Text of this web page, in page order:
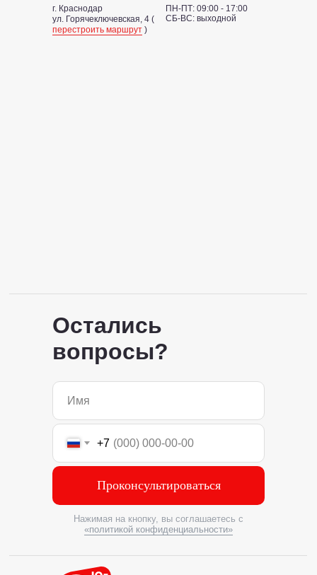
г. Краснодар
ул. Горячеключевская, 4 (
перестроить маршрут )
ПН-ПТ: 09:00 - 17:00
СБ-ВС: выходной
Остались
вопросы?
+7
Проконсультироваться
Нажимая на кнопку, вы соглашаетесь с
«политикой конфиденциальности»